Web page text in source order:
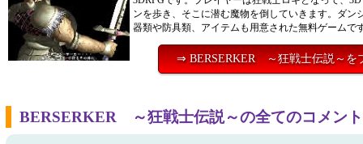
ンを歩き、そこに潜む魔物を倒していきます。ダン
器類や防具類、アイテムも用意された無料ゲームで
⇒ BERSERKER ～狂戦士伝説～を
BERSERKER ～狂戦士伝説～の全てのコメント